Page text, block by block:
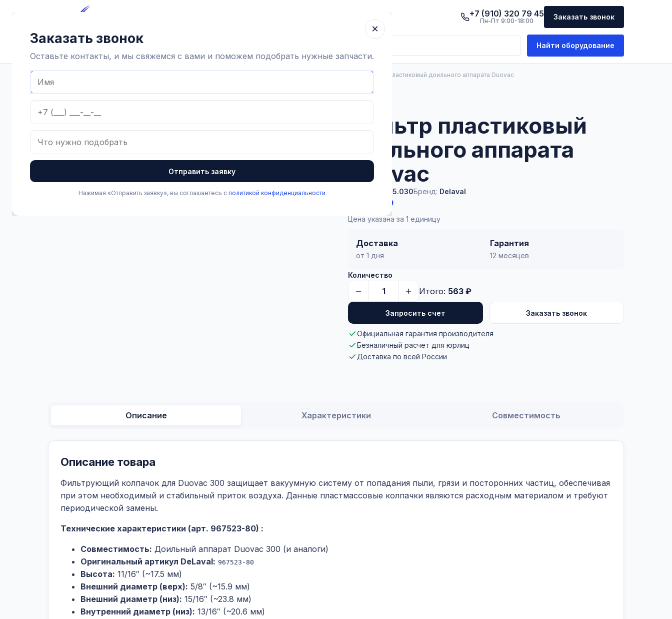
Контакты +7 (910) 320 79 45
Пн-Пт 9:00-18:00 Заказать звонок
Найти оборудование
Фильтр пластиковый доильного аппарата Duovac
Фильтр пластиковый
доильного аппарата
Duovac
2.2.5.030Бренд: Delaval
563 ₽
Цена указана за 1 единицу
Доставка
от 1 дня
Гарантия
12 месяцев
Количество
Итого: 563 ₽
Запросить счет Заказать звонок
Официальная гарантия производителя
Безналичный расчет для юрлиц
Доставка по всей России
Описание Характеристики Совместимость
Описание товара
Фильтрующий колпачок для Duovac 300 защищает вакуумную систему от попадания пыли, грязи и посторонних частиц, обеспечивая
при этом необходимый и стабильный приток воздуха. Данные пластмассовые колпачки являются расходным материалом и требуют
периодической замены.
Технические характеристики (арт. 967523-80) :
Совместимость: Доильный аппарат Duovac 300 (и аналоги)
Оригинальный артикул DeLaval: 967523-80
Высота: 11/16″ (~17.5 мм)
Внешний диаметр (верх): 5/8″ (~15.9 мм)
Внешний диаметр (низ): 15/16″ (~23.8 мм)
Внутренний диаметр (низ): 13/16″ (~20.6 мм)
×
Заказать звонок
Оставьте контакты, и мы свяжемся с вами и поможем подобрать нужные запчасти.
Отправить заявку
Нажимая «Отправить заявку», вы соглашаетесь с политикой конфиденциальности